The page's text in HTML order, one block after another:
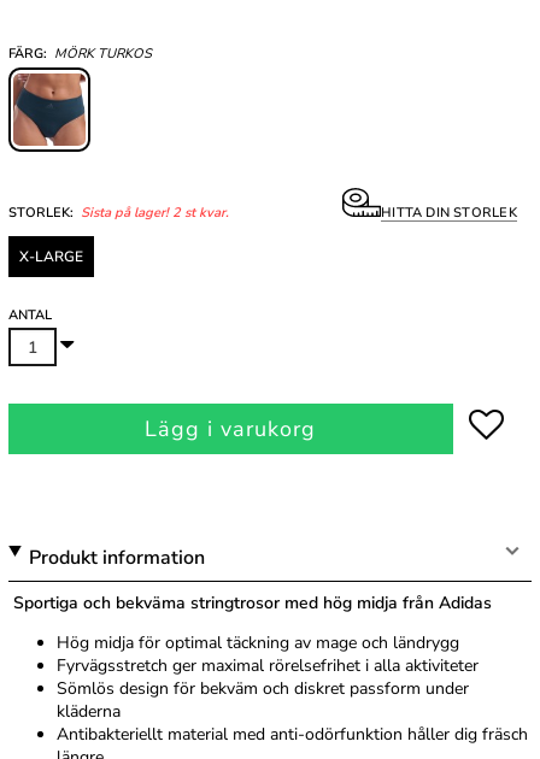
FÄRG: MÖRK TURKOS
STORLEK: Sista på lager! 2 st kvar. HITTA DIN STORLEK
X-LARGE
ANTAL
Lägg i varukorg
Produkt information
Sportiga och bekväma stringtrosor med hög midja från Adidas
Hög midja för optimal täckning av mage och ländrygg
Fyrvägsstretch ger maximal rörelsefrihet i alla aktiviteter
Sömlös design för bekväm och diskret passform under
kläderna
Antibakteriellt material med anti-odörfunktion håller dig fräsch